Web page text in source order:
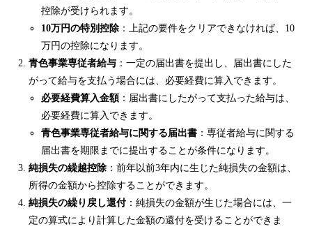
控除が受けられます。
10万円の特別控除 ：上記の要件をクリアできなければ、10
万円の控除になります。
青色事業専従者給与 ：一定の届出書を提出し、届出書にした
がって給与を支払う場合には、必要経費に算入できます。
必要経費算入金額 ：届出書にしたがって支払った給与は、
必要経費に算入できます。
青色事業専従者給与に関する届出書 ：専従者給与に関する
届出書を期限までに提出することが条件になります。
純損失の繰越控除 ：前年以前3年内に生じた純損失の金額は、
所得の金額から控除することができます。
純損失の繰り戻し還付：純損失の金額が生じた場合には、一
定の算式により計算した金額の還付を受けることができま